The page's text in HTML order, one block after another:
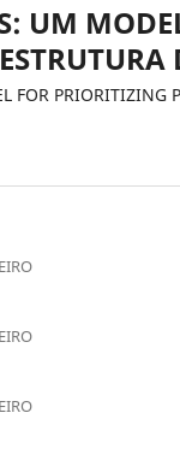
UM
FOR PRIORITIZING